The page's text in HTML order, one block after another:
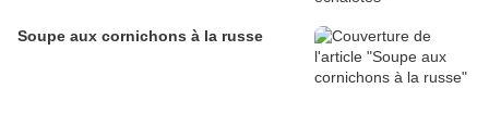
Soupe aux cornichons à la russe